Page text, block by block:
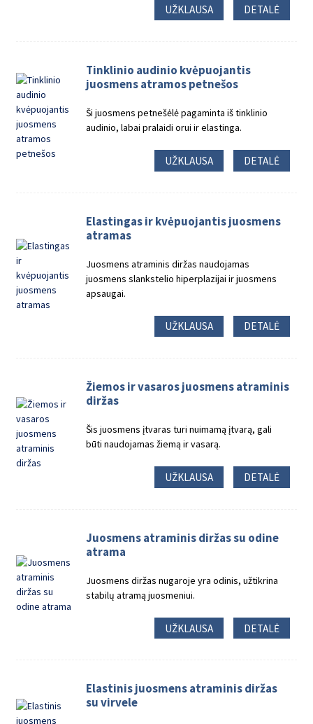
UŽKLAUSA DETALĖ
Tinklinio audinio kvėpuojantis
juosmens atramos petnešos
Ši juosmens petnešėlė pagaminta iš tinklinio
audinio, labai pralaidi orui ir elastinga.
UŽKLAUSA DETALĖ
Elastingas ir kvėpuojantis juosmens
atramas
Juosmens atraminis diržas naudojamas
juosmens slankstelio hiperplazijai ir juosmens
apsaugai.
UŽKLAUSA DETALĖ
Žiemos ir vasaros juosmens atraminis
diržas
Šis juosmens įtvaras turi nuimamą įtvarą, gali
būti naudojamas žiemą ir vasarą.
UŽKLAUSA DETALĖ
Juosmens atraminis diržas su odine
atrama
Juosmens diržas nugaroje yra odinis, užtikrina
stabilų atramą juosmeniui.
UŽKLAUSA DETALĖ
Elastinis juosmens atraminis diržas
su virvele